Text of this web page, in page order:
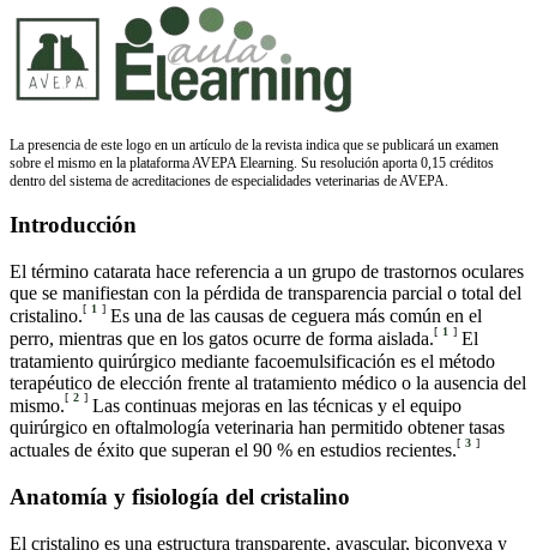
La presencia de este logo en un artículo de la revista indica que se publicará un examen
sobre el mismo en la plataforma AVEPA Elearning. Su resolución aporta 0,15 créditos
dentro del sistema de acreditaciones de especialidades veterinarias de AVEPA.
Introducción
El término catarata hace referencia a un grupo de trastornos oculares
que se manifiestan con la pérdida de transparencia parcial o total del
cristalino.[ 1 ] Es una de las causas de ceguera más común en el
perro, mientras que en los gatos ocurre de forma aislada.[ 1 ] El
tratamiento quirúrgico mediante facoemulsificación es el método
terapéutico de elección frente al tratamiento médico o la ausencia del
mismo.[ 2 ] Las continuas mejoras en las técnicas y el equipo
quirúrgico en oftalmología veterinaria han permitido obtener tasas
actuales de éxito que superan el 90 % en estudios recientes.[ 3 ]
Anatomía y fisiología del cristalino
El cristalino es una estructura transparente, avascular, biconvexa y